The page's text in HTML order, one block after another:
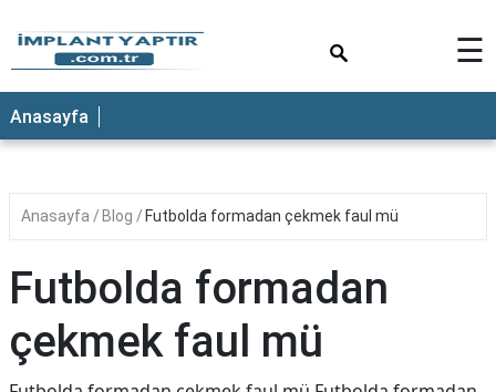
☰
Anasayfa
Anasayfa Blog Futbolda formadan çekmek faul mü
Futbolda formadan
çekmek faul mü